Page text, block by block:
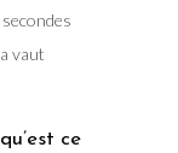
vaut
ce